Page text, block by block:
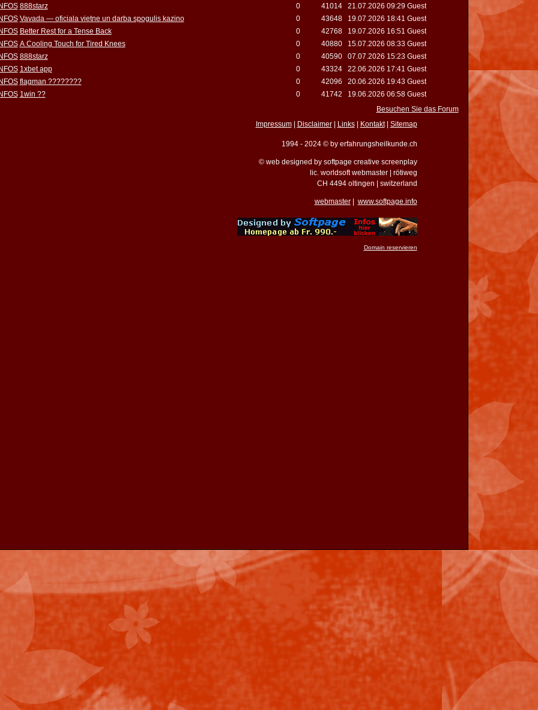
888starz 0 41014
21.07.2026 09:29 Guest
Vavada — oficiala vietne un darba spogulis kazino 0 43648
19.07.2026 18:41 Guest
Better Rest for a Tense Back 0 42768
19.07.2026 16:51 Guest
A Cooling Touch for Tired Knees 0 40880
15.07.2026 08:33 Guest
888starz 0 40590
07.07.2026 15:23 Guest
1xbet app 0 43324
22.06.2026 17:41 Guest
flagman ???????? 0 42096
20.06.2026 19:43 Guest
1win ?? 0 41742
19.06.2026 06:58 Guest
Besuchen Sie das Forum
Impressum| Disclaimer| Links| Kontakt| Sitemap
1994 - 2024 © by erfahrungsheilkunde.ch
© web designed by softpage creative screenplay
lic. worldsoft webmaster | rötiweg
CH 4494 oltingen | switzerland
webmaster| www.softpage.info
Domain reservieren